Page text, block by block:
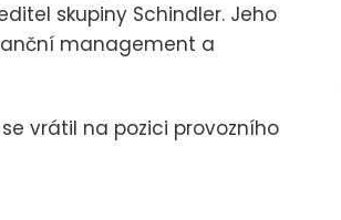
skupiny Schindler. Jeho
management a
vrátil na pozici provozního